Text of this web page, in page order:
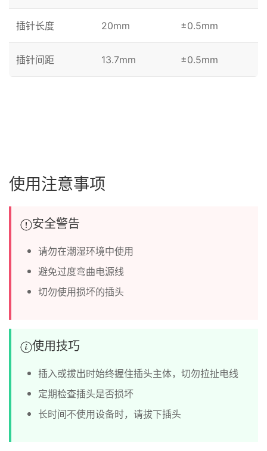
插针长度 20mm ±0.5mm
插针间距 13.7mm ±0.5mm
使用注意事项
安全警告
请勿在潮湿环境中使用
避免过度弯曲电源线
切勿使用损坏的插头
使用技巧
插入或拔出时始终握住插头主体，切勿拉扯电线
定期检查插头是否损坏
长时间不使用设备时，请拔下插头